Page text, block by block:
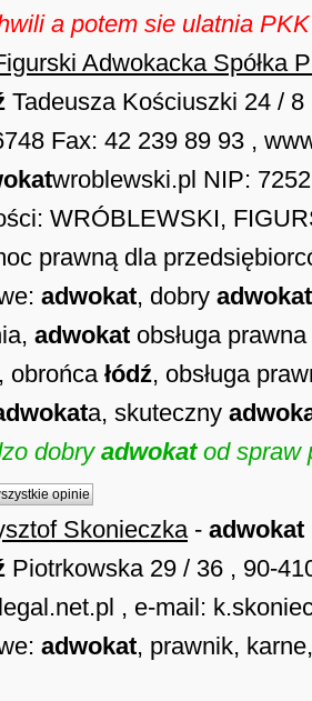
a potem sie ulatnia PKK
Adwokacka Spółka
Tadeusza Kościuszki 24 /
Fax: 42 239 89 93 ,
wroblewski.pl NIP:
WRÓBLEWSKI,
prawną dla
adwokat, dobry adwokat
adwokat obsługa prawna
obrońca łódź, obsługa
a, skuteczny
dobry adwokatod spraw
opinie
Skonieczka- adwokat
Piotrkowska 29 / 36 , 90-
, e-mail:
adwokat, prawnik,